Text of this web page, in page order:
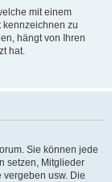
mit einem
kennzeichnen zu
hängt von Ihren
hat.
Sie können jede
setzen, Mitglieder
usw. Die